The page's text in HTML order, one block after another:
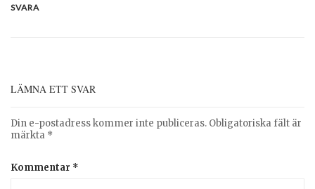
SVARA
LÄMNA ETT SVAR
Din e-postadress kommer inte publiceras. Obligatoriska fält är
märkta *
Kommentar *